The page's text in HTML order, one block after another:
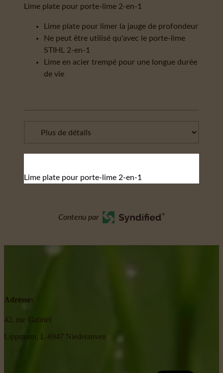
Lime plate pour porte-lime 2-en-1
Lime plate pour limer la jauge de profondeur
Ne peut être utilisé qu'avec le porte-lime
STIHL 2-en-1
Lime en acier trempé pour une longue durée
de vie
Lime plate pour porte-lime 2-en-1
Contenu par
Adresse:
42, rue Gabriel
Lippmann, L-6947 Niederanven